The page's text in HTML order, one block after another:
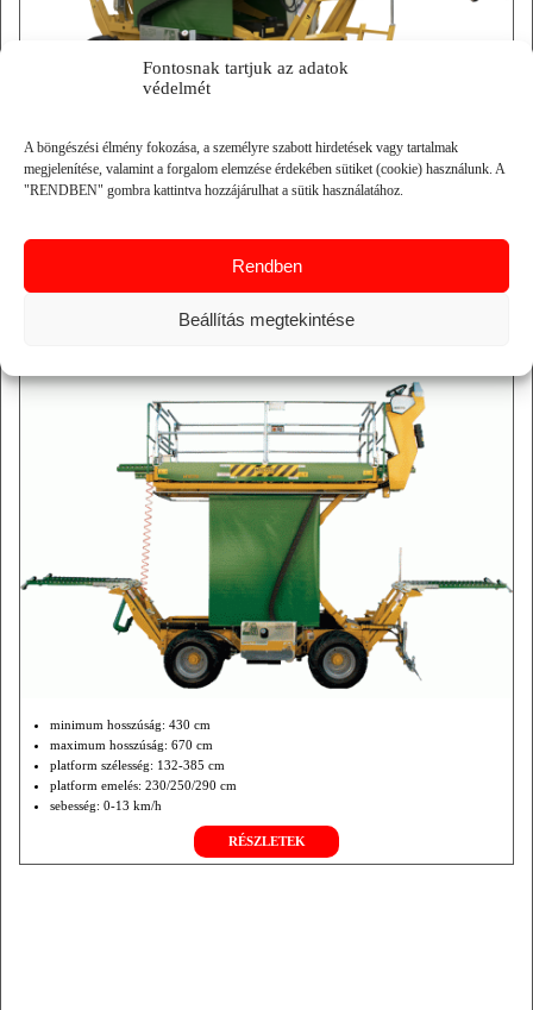
Fontosnak tartjuk az adatok
védelmét
A böngészési élmény fokozása, a személyre szabott hirdetések vagy tartalmak
megjelenítése, valamint a forgalom elemzése érdekében sütiket (cookie) használunk. A
"RENDBEN" gombra kattintva hozzájárulhat a sütik használatához.
Rendben
Beállítás megtekintése
minimum hosszúság: 428 cm
maximum hosszúság: 658 cm
platform szélesség: 132-385 cm
RÉSZLETEK
minimum hosszúság: 430 cm
maximum hosszúság: 670 cm
platform szélesség: 132-385 cm
platform emelés: 230/250/290 cm
sebesség: 0-13 km/h
RÉSZLETEK